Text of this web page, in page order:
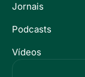
Jornais
Podcasts
Vídeos